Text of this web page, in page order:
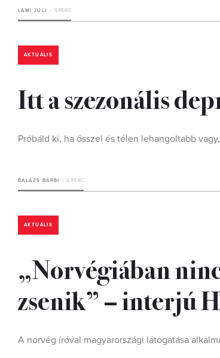
LAMI JULI 5 PERC
AKTUÁLIS
Itt a szezonális
Próbáld ki, ha ősszel és télen lehangoltabb
BALÁZS BARBI 6 PERC
AKTUÁLIS
„Norvégiában
zsenik” – interjú
A norvég íróval magyarországi látogatása